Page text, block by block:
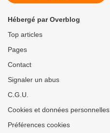
Hébergé par Overblog
Top articles
Pages
Contact
Signaler un abus
C.G.U.
Cookies et données personnelles
Préférences cookies